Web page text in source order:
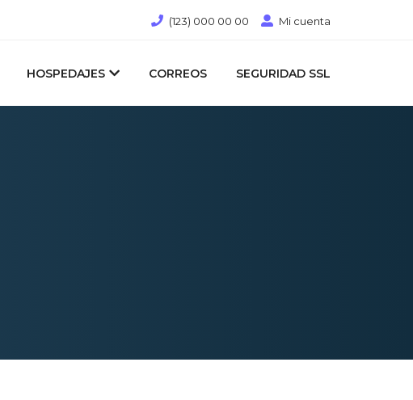
(123) 000 00 00 Mi cuenta
HOSPEDAJES CORREOS SEGURIDAD SSL